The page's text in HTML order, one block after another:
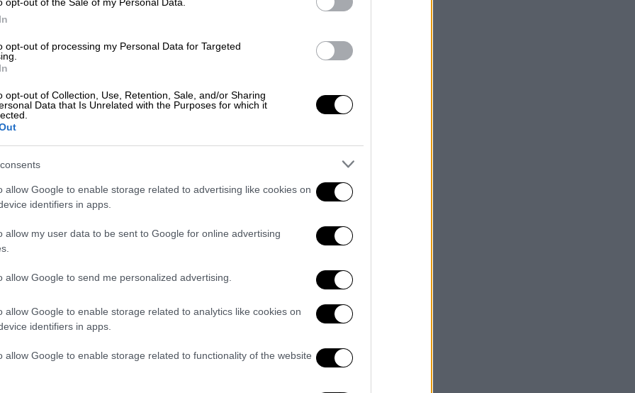
opt-out of processing my Personal Data for Targeted
opt-out of Collection, Use, Retention, Sale, and/or Sharing
Data that Is Unrelated with the Purposes for which it
allow Google to enable storage related to advertising like cookies on
identifiers in apps.
allow my user data to be sent to Google for online advertising
allow Google to send me personalized advertising.
allow Google to enable storage related to analytics like cookies on
identifiers in apps.
allow Google to enable storage related to functionality of the website
ισότητας στη βιομηχανία της
βίωσε λόγω της καταγωγής της από το
ένα Πορτορικανό κορίτσι που δεν άξιζε
στο επίκεντρο
να ξεπεράσει πριν καν της δοθεί η
της.